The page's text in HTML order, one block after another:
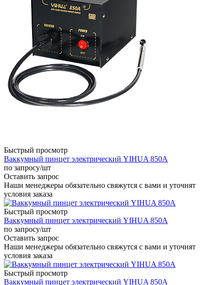
Быстрый просмотр
Ваккумный пинцет электрический YIHUA 850A
по запросу/шт
Оставить запрос
Наши менеджеры обязательно свяжутся с вами и уточнят
условия заказа
Быстрый просмотр
Ваккумный пинцет электрический YIHUA 850A
по запросу/шт
Оставить запрос
Наши менеджеры обязательно свяжутся с вами и уточнят
условия заказа
Быстрый просмотр
Ваккумный пинцет электрический YIHUA 850A